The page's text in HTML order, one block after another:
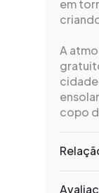
em
A
copo